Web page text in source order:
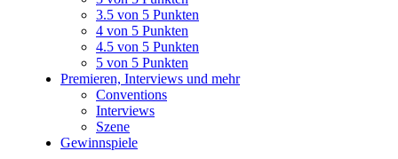
3.5 von 5 Punkten
4 von 5 Punkten
4.5 von 5 Punkten
5 von 5 Punkten
Premieren, Interviews und mehr
Conventions
Interviews
Szene
Gewinnspiele